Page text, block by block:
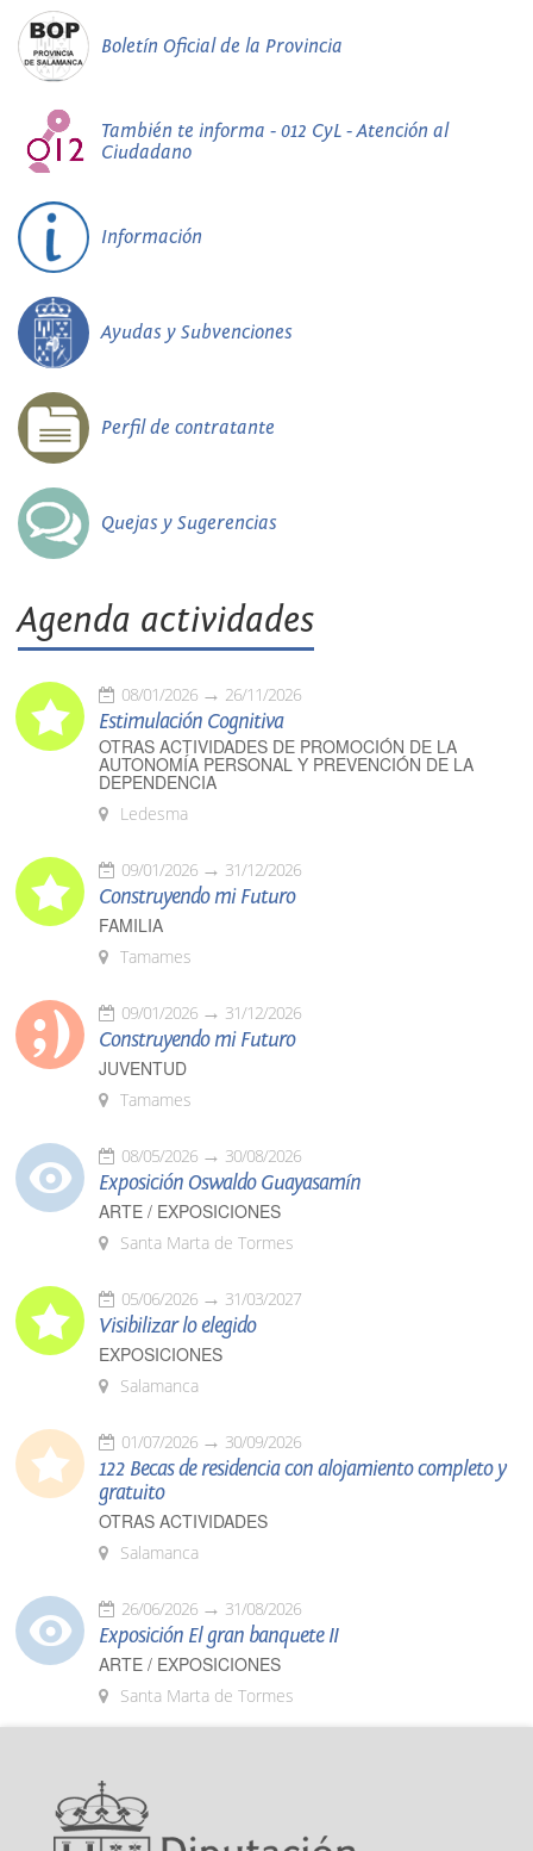
Boletín Oficial de la Provincia
También te informa - 012 CyL - Atención al
Ciudadano
Información
Ayudas y Subvenciones
Perfil de contratante
Quejas y Sugerencias
Agenda actividades
08/01/2026 26/11/2026
Estimulación Cognitiva
OTRAS ACTIVIDADES DE PROMOCIÓN DE LA
AUTONOMÍA PERSONAL Y PREVENCIÓN DE LA
DEPENDENCIA
Ledesma
09/01/2026 31/12/2026
Construyendo mi Futuro
FAMILIA
Tamames
09/01/2026 31/12/2026
Construyendo mi Futuro
JUVENTUD
Tamames
08/05/2026 30/08/2026
Exposición Oswaldo Guayasamín
ARTE / EXPOSICIONES
Santa Marta de Tormes
05/06/2026 31/03/2027
Visibilizar lo elegido
EXPOSICIONES
Salamanca
01/07/2026 30/09/2026
122 Becas de residencia con alojamiento completo y
gratuito
OTRAS ACTIVIDADES
Salamanca
26/06/2026 31/08/2026
Exposición El gran banquete II
ARTE / EXPOSICIONES
Santa Marta de Tormes